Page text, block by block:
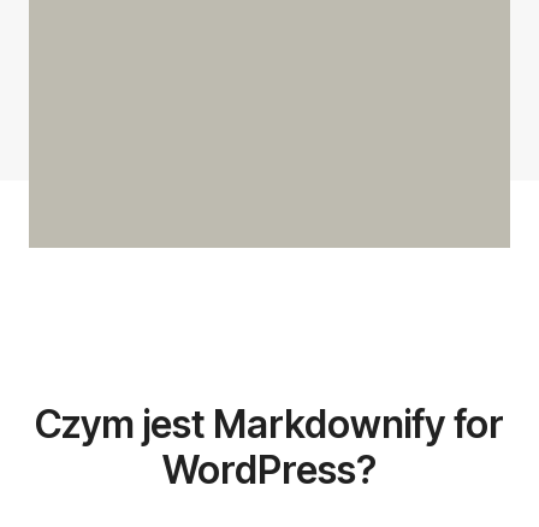
Czym jest Markdownify for
WordPress?